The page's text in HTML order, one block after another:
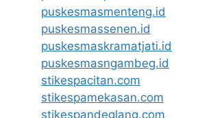
puskesmasmenteng.id
puskesmassenen.id
puskesmaskramatjati.id
puskesmasngambeg.id
stikespacitan.com
stikespamekasan.com
stikespandeglang.com